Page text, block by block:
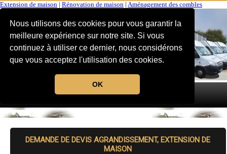
Nous utilisons des cookies pour vous garantir la
meilleure expérience sur notre site. Si vous
continuez à utiliser ce dernier, nous considérons
que vous acceptez l'utilisation des cookies.
OK
Extension de maison Rénovation de maison Aménagement des combles
MENU
DEMANDE DE DEVIS AGRANDISSEMENT, EXTENSION DE
MAISON